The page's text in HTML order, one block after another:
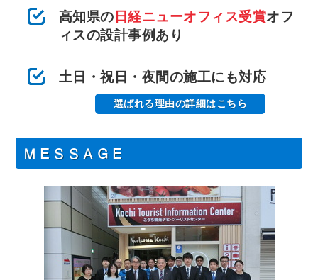
高知県の 日経ニューオフィス受賞オフ
ィスの設計事例あり
土日・祝日・夜間の施工にも対応
選ばれる理由の詳細はこちら
ＭＥＳＳＡＧＥ